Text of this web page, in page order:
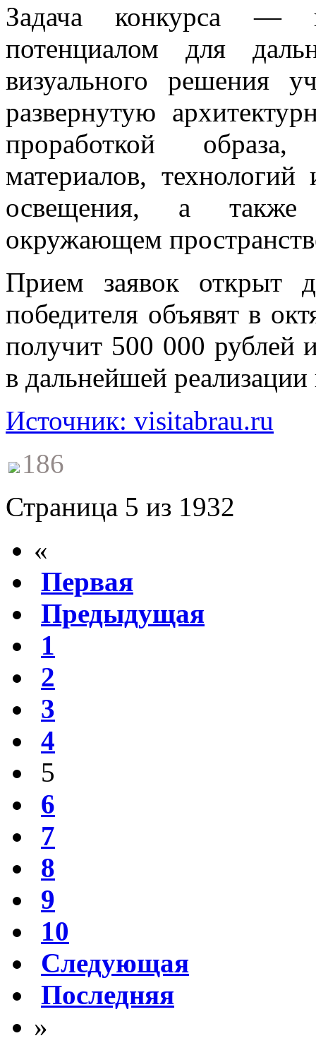
Задача конкурса —
потенциалом для
визуального решения
развернутую
проработкой
материалов,
освещения, а также
окружающем
Прием заявок открыт
победителя объявят в
получит 500 000 рублей
в дальнейшей реализации
Источник: visitabrau.ru
186
Страница 5 из 1932
«
Первая
Предыдущая
1
2
3
4
5
6
7
8
9
10
Следующая
Последняя
»